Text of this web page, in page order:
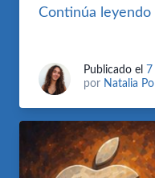
Continúa leyendo
Publicado el
por Natalia